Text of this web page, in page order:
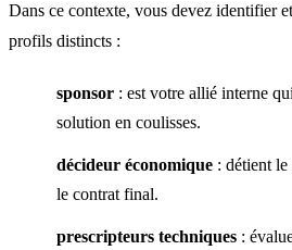
Dans ce contexte, vous devez identifier
profils distincts :
sponsor : est votre allié interne
solution en coulisses.
décideur économique : détient
le contrat final.
prescripteurs techniques :